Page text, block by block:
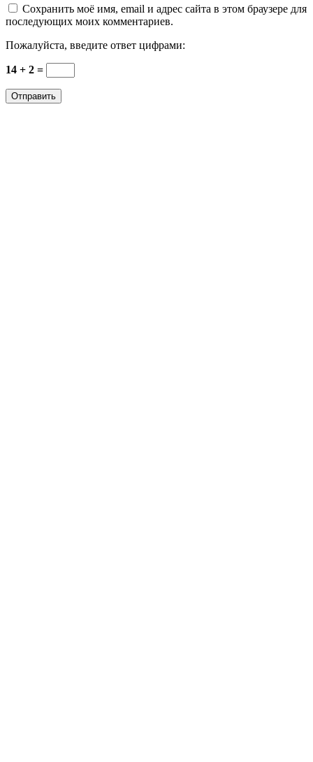
Сохранить моё имя, email и адрес сайта в этом браузере для
последующих моих комментариев.
Пожалуйста, введите ответ цифрами:
14 + 2 =